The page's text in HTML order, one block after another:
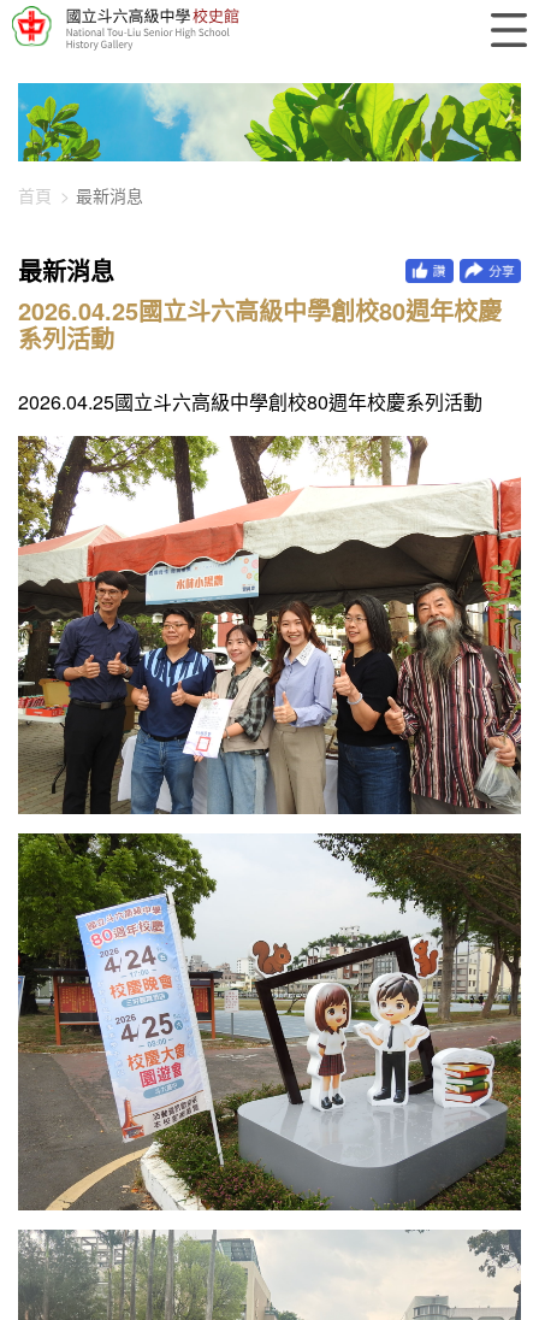
448-3412
首頁 最新消息
最新消息
2026.04.25國立斗六高級中學創校80週年校慶
系列活動
2026.04.25國立斗六高級中學創校80週年校慶系列活動